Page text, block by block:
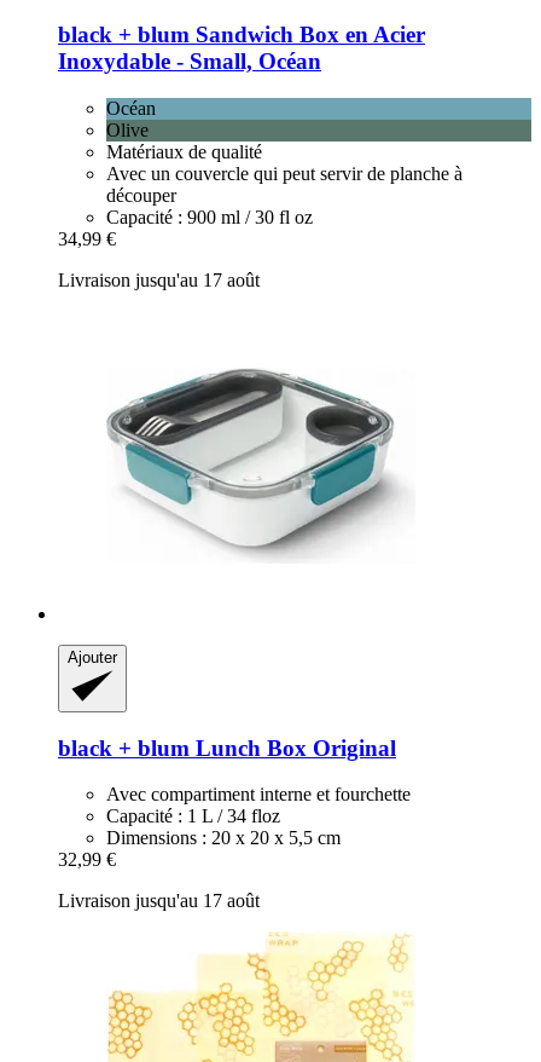
black + blum Sandwich Box en Acier
Inoxydable -​ Small, Océan
Océan
Olive
Matériaux de qualité
Avec un couvercle qui peut servir de planche à
découper
Capacité : 900 ml / 30 fl oz
34,99 €
Livraison jusqu'au 17 août
Ajouter
black + blum Lunch Box Original
Avec compartiment interne et fourchette
Capacité : 1 L / 34 floz
Dimensions : 20 x 20 x 5,5 cm
32,99 €
Livraison jusqu'au 17 août